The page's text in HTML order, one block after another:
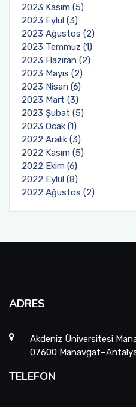
2023 Kasım (5)
2023 Eylül (3)
2023 Ağustos (2)
2023 Temmuz (1)
2023 Haziran (2)
2023 Mayıs (2)
2023 Nisan (6)
2023 Mart (3)
2023 Şubat (5)
2023 Ocak (1)
2022 Aralık (3)
2022 Kasım (5)
2022 Ekim (6)
2022 Eylül (8)
2022 Ağustos (2)
ADRES
Akdeniz Üniversitesi
07600
TELEFON